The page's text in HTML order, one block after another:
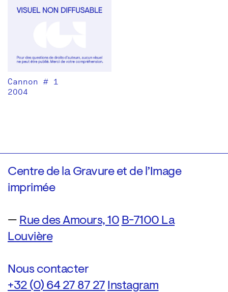
Cannon # 1
2004
Centre de la Gravure et de l’Image
imprimée
— Rue des Amours, 10 B-7100 La
Louvière
Nous contacter
+32 (0) 64 27 87 27 Instagram